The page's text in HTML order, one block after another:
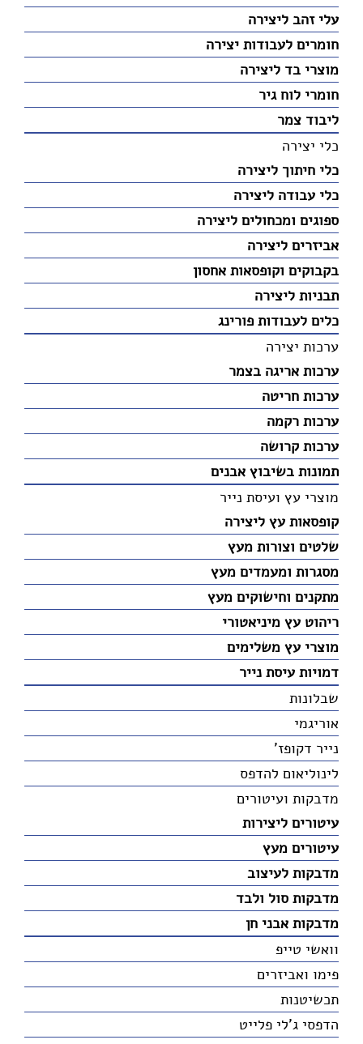
עלי זהב ליצירה
חומרים לעבודות יצירה
מוצרי בד ליצירה
חומרי לוח גיר
ליבוד צמר
כלי יצירה
כלי חיתוך ליצירה
כלי עבודה ליצירה
ספוגים ומכחולים ליצירה
אביזרים ליצירה
בקבוקים וקופסאות אחסון
תבניות ליצירה
כלים לעבודות פורינג
ערכות יצירה
ערכות אריגה בצמר
ערכות חריטה
ערכות רקמה
ערכות קרושה
תמונות בשיבוץ אבנים
מוצרי עץ ועיסת נייר
קופסאות עץ ליצירה
שלטים וצורות מעץ
מסגרות ומעמדים מעץ
מתקנים וחישוקים מעץ
ריהוט עץ מיניאטורי
מוצרי עץ משלימים
דמויות עיסת נייר
שבלונות
אוריגמי
נייר דקופז'
לינוליאום להדפס
מדבקות ועיטורים
עיטורים ליצירות
עיטורים מעץ
מדבקות לעיצוב
מדבקות סול ולבד
מדבקות אבני חן
וואשי טייפ
פימו ואביזרים
תכשיטנות
הדפסי ג'לי פלייט